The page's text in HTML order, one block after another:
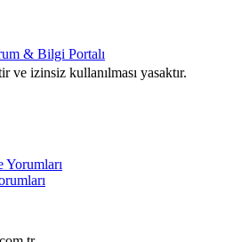
izinsiz kullanılması yasaktır.